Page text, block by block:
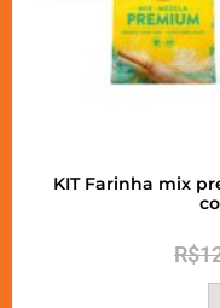
KIT Farinha mix
R$